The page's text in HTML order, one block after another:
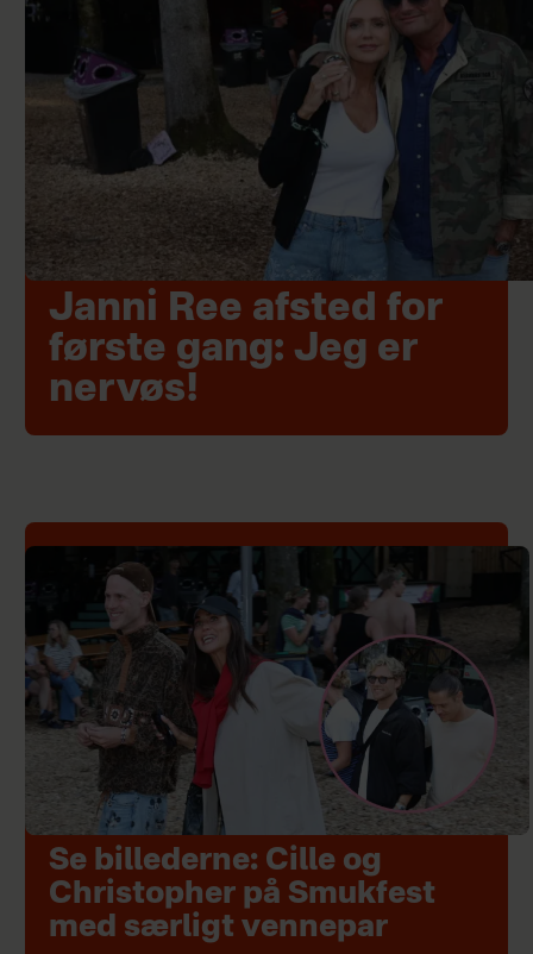
Janni Ree afsted for
første gang: Jeg er
nervøs!
Se billederne: Cille og
Christopher på Smukfest
med særligt vennepar